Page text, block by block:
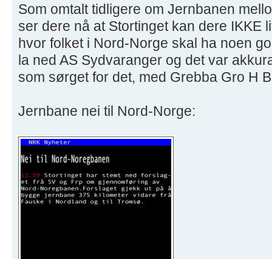
Som omtalt tidligere om Jernbanen
ser dere nå at Stortinget kan dere IKKE
hvor folket i Nord-Norge skal ha noen
la ned AS Sydvaranger og det var
som sørget for det, med Grebba Gro H
Jernbane nei til Nord-Norge: